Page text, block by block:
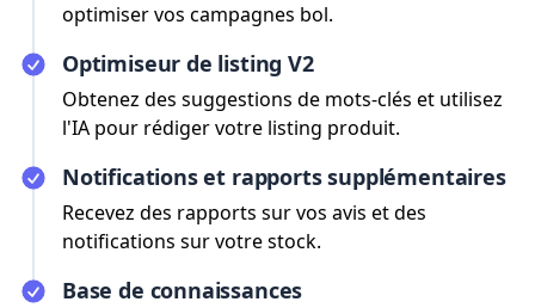
optimiser vos campagnes bol.
Optimiseur de listing V2
Obtenez des suggestions de mots-clés et utilisez
l'IA pour rédiger votre listing produit.
Notifications et rapports supplémentaires
Recevez des rapports sur vos avis et des
notifications sur votre stock.
Base de connaissances